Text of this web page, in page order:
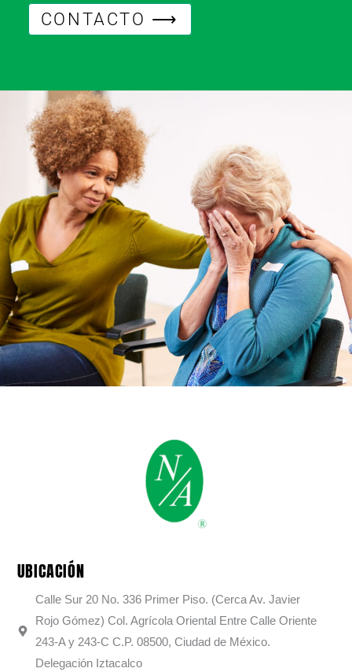
CONTACTO ⟶
UBICACIÓN
Calle Sur 20 No. 336 Primer Piso. (Cerca Av. Javier
Rojo Gómez) Col. Agrícola Oriental Entre Calle Oriente
243-A y 243-C C.P. 08500, Ciudad de México.
Delegación Iztacalco